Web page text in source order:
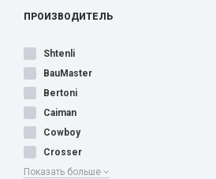
ПРОИЗВОДИТЕЛЬ
Shtenli
BauMaster
Bertoni
Caiman
Cowboy
Crosser
Показать больше